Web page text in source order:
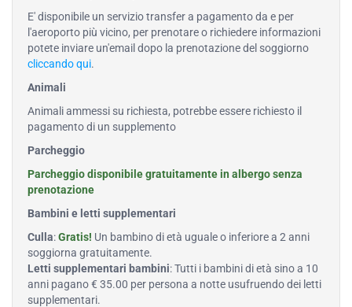
E' disponibile un servizio transfer a pagamento da e per
l'aeroporto più vicino, per prenotare o richiedere informazioni
potete inviare un'email dopo la prenotazione del soggiorno
cliccando qui.
Animali
Animali ammessi su richiesta, potrebbe essere richiesto il
pagamento di un supplemento
Parcheggio
Parcheggio disponibile gratuitamente in albergo senza
prenotazione
Bambini e letti supplementari
Culla:Gratis! Un bambino di età uguale o inferiore a 2 anni
soggiorna gratuitamente.
Letti supplementari bambini: Tutti i bambini di età sino a 10
anni pagano € 35.00 per persona a notte usufruendo dei letti
supplementari.